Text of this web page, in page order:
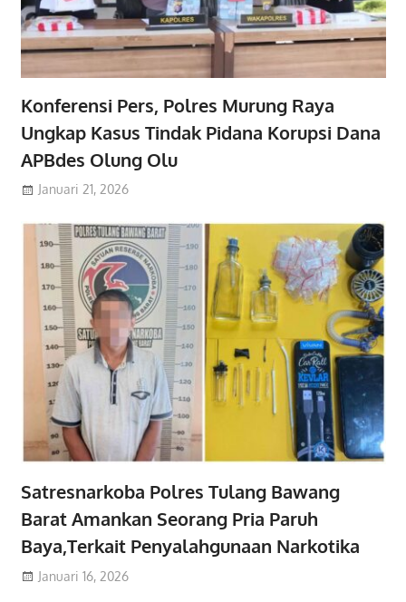
Konferensi Pers, Polres Murung Raya
Ungkap Kasus Tindak Pidana Korupsi Dana
APBdes Olung Olu
Januari 21, 2026
Satresnarkoba Polres Tulang Bawang
Barat Amankan Seorang Pria Paruh
Baya,Terkait Penyalahgunaan Narkotika
Januari 16, 2026